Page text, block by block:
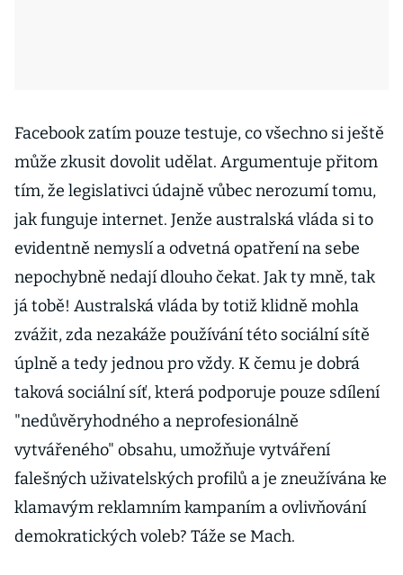
Facebook zatím pouze testuje, co všechno si ještě
může zkusit dovolit udělat. Argumentuje přitom
tím, že legislativci údajně vůbec nerozumí tomu,
jak funguje internet. Jenže australská vláda si to
evidentně nemyslí a odvetná opatření na sebe
nepochybně nedají dlouho čekat. Jak ty mně, tak
já tobě! Australská vláda by totiž klidně mohla
zvážit, zda nezakáže používání této sociální sítě
úplně a tedy jednou pro vždy. K čemu je dobrá
taková sociální síť, která podporuje pouze sdílení
"nedůvěryhodného a neprofesionálně
vytvářeného" obsahu, umožňuje vytváření
falešných uživatelských profilů a je zneužívána ke
klamavým reklamním kampaním a ovlivňování
demokratických voleb? Táže se Mach.